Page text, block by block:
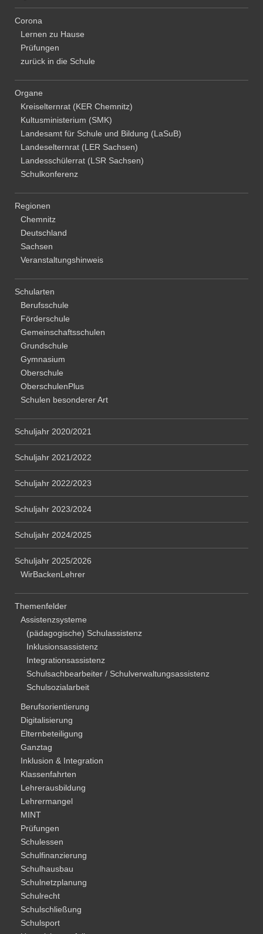
Corona
Lernen zu Hause
Prüfungen
zurück in die Schule
Organe
Kreiselternrat (KER Chemnitz)
Kultusministerium (SMK)
Landesamt für Schule und Bildung (LaSuB)
Landeselternrat (LER Sachsen)
Landesschülerrat (LSR Sachsen)
Schulkonferenz
Regionen
Chemnitz
Deutschland
Sachsen
Veranstaltungshinweis
Schularten
Berufsschule
Förderschule
Gemeinschaftsschulen
Grundschule
Gymnasium
Oberschule
OberschulenPlus
Schulen besonderer Art
Schuljahr 2020/2021
Schuljahr 2021/2022
Schuljahr 2022/2023
Schuljahr 2023/2024
Schuljahr 2024/2025
Schuljahr 2025/2026
WirBackenLehrer
Themenfelder
Assistenzsysteme
(pädagogische) Schulassistenz
Inklusionsassistenz
Integrationsassistenz
Schulsachbearbeiter / Schulverwaltungsassistenz
Schulsozialarbeit
Berufsorientierung
Digitalisierung
Elternbeteiligung
Ganztag
Inklusion & Integration
Klassenfahrten
Lehrerausbildung
Lehrermangel
MINT
Prüfungen
Schulessen
Schulfinanzierung
Schulhausbau
Schulnetzplanung
Schulrecht
Schulschließung
Schulsport